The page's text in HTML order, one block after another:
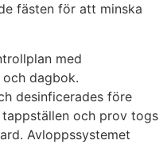
fästen för att minska
med
dagbok.
desinficerades före
och prov togs
Avloppssystemet